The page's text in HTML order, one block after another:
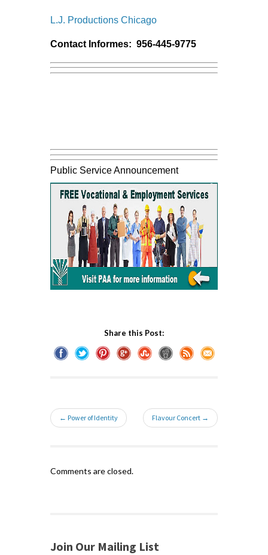
L.J. Productions Chicago
Contact Informes: 956-445-9775
Public Service Announcement
Share this Post:
← Power of Identity Flavour Concert →
Comments are closed.
Join Our Mailing List